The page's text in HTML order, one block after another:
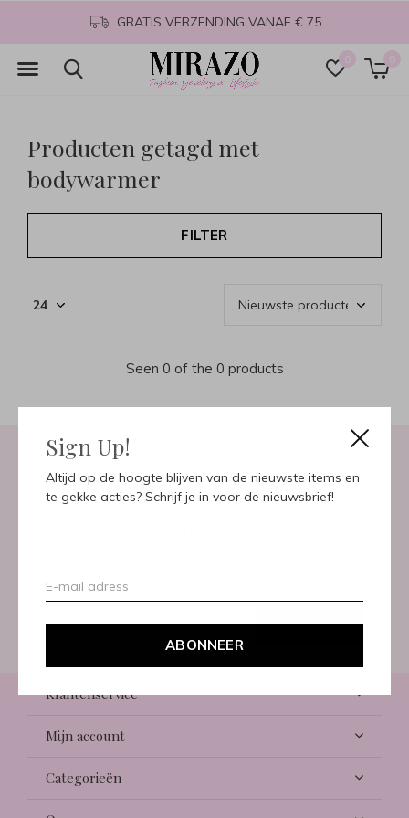
Sign Up!
Altijd op de hoogte blijven van de nieuwste items en
te gekke acties? Schrijf je in voor de nieuwsbrief!
ABONNEER
0 0
GRATIS VERZENDING VANAF € 75
Producten getagd met
bodywarmer
FILTER
Seen 0 of the 0 products
Meld je aan voor onze
ABONNEER
Klantenservice
Mijn account
Categorieën